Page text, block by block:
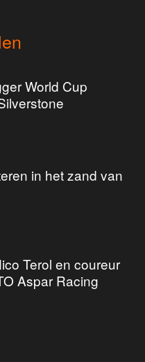
World Cup
in het zand van
Terol en coureur
Aspar Racing